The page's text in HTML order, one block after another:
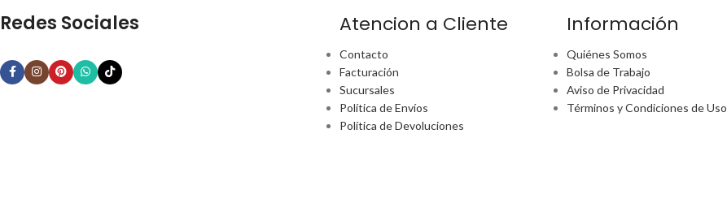
Redes Sociales Atencion a Cliente
Contacto
Facturación
Sucursales
Política de Envíos
Política de Devoluciones
Información
Quiénes Somos
Bolsa de Trabajo
Aviso de Privacidad
Términos y Condiciones de Uso